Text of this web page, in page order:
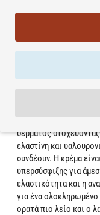
Σύσφιξη –
97% συστατικά
Η Κρέμα Lift Integral
δέρματος
ελαστίνη και
συνδέουν. Η κρέμα
υπερσύσφιξης για
ελαστικότητα και η
για ένα
ορατά πιο λείο και ο